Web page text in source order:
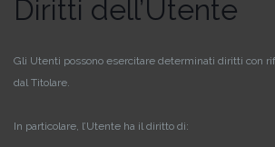
Diritti dell’Utente
Gli Utenti possono esercitare determinati diritti con
dal Titolare.
In particolare, l’Utente ha il diritto di: